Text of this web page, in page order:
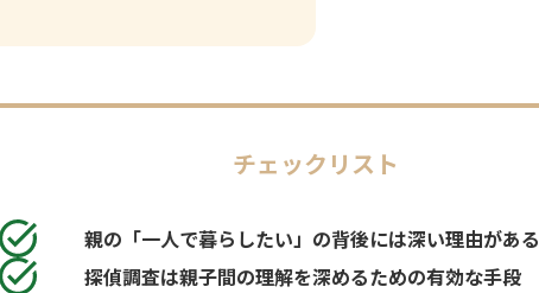
チェックリスト
親の「一人で暮らしたい」の背後には深い理由がある
探偵調査は親子間の理解を深めるための有効な手段